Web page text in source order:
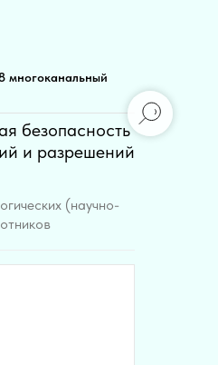
многоканальный
безопасность
и разрешений
(научно-